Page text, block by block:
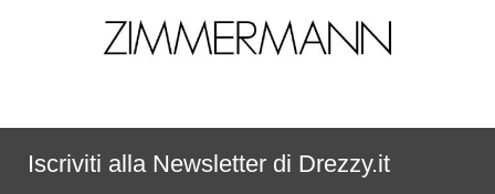
Iscriviti alla Newsletter di Drezzy.it